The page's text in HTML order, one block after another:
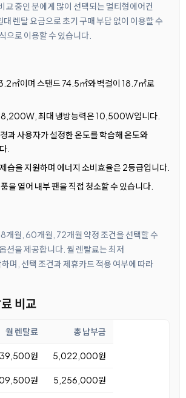
교 중인 분에게 많이 선택되는 멀티형에어컨
렌탈 요금으로 초기 구매 부담 없이 이용할 수
으로 이용할 수 있습니다.
㎡이며 스탠드 74.5㎡와 벽걸이 18.7㎡로
8,200W, 최대 냉방능력은 10,500W입니다.
과 사용자가 설정한 온도를 학습해 온도와
.
습을 지원하며 에너지 소비효율은 2등급입니다.
을 열어 내부 팬을 직접 청소할 수 있습니다.
개월, 60개월, 72개월 약정 조건을 선택할 수
션을 제공합니다. 월 렌탈료는 최저
며, 선택 조건과 제휴카드 적용 여부에 따라
비교
월 렌탈료 총 납부금
원 5,022,000원
원 5,256,000원